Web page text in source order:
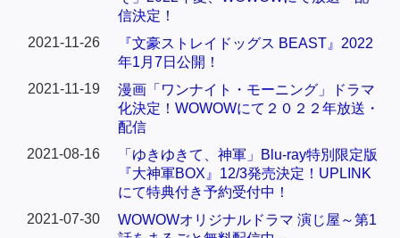
信決定！
2021-11-26
『文豪ストレイドッグス BEAST』2022
年1月7日公開！
2021-11-19
漫画「ワンナイト・モーニング」ドラマ
化決定！WOWOWにて２０２２年放送・
配信
2021-08-16
「ゆきゆきて、神軍」Blu-ray特別限定版
『大神軍BOX』12/3発売決定！UPLINK
にて特典付き予約受付中！
2021-07-30
WOWOWオリジナルドラマ 演じ屋～第1